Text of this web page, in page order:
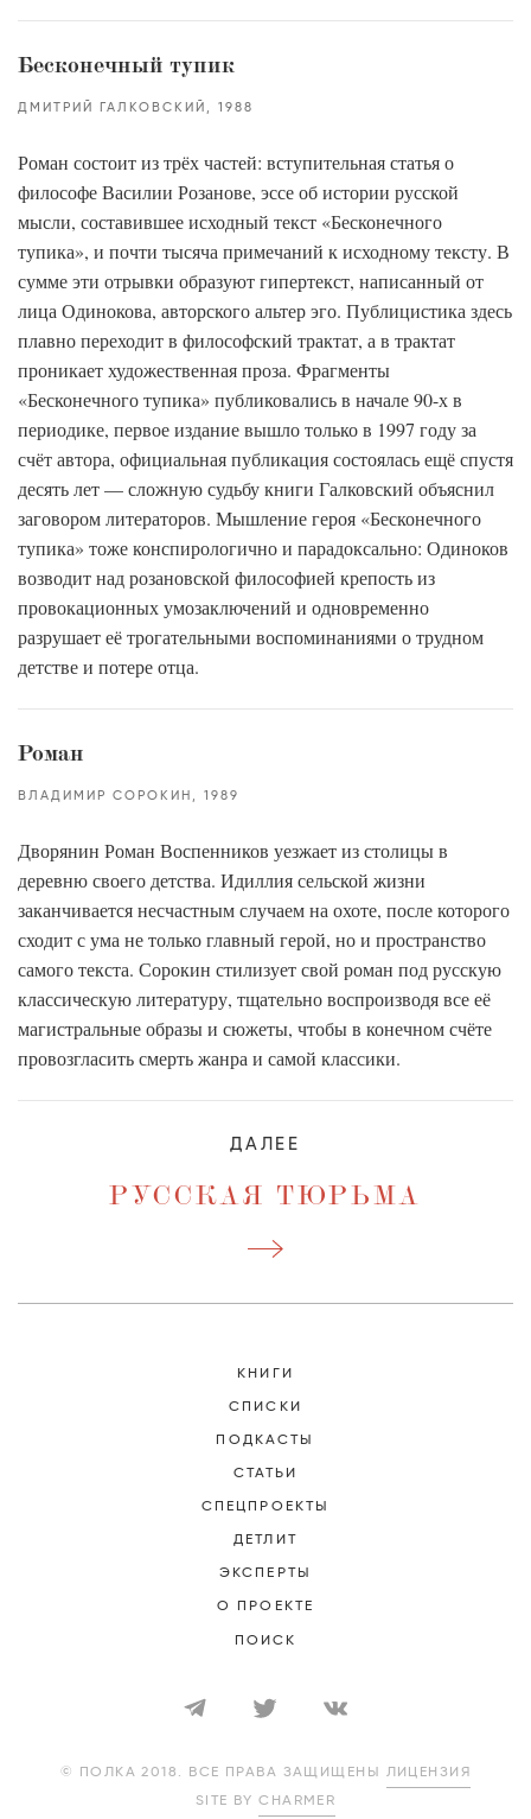
Бесконечный тупик
ДМИТРИЙ ГАЛКОВСКИЙ 1988
Роман состоит из трёх частей: вступительная статья о
философе Василии Розанове, эссе об истории русской
мысли, составившее исходный текст «Бесконечного
тупика», и почти тысяча примечаний к исходному тексту. В
сумме эти отрывки образуют гипертекст, написанный от
лица Одинокова, авторского альтер эго. Публицистика здесь
плавно переходит в философский трактат, а в трактат
проникает художественная проза. Фрагменты
«Бесконечного тупика» публиковались в начале 90-х в
периодике, первое издание вышло только в 1997 году за
счёт автора, официальная публикация состоялась ещё спустя
десять лет — сложную судьбу книги Галковский объяснил
заговором литераторов. Мышление героя «Бесконечного
тупика» тоже конспирологично и парадоксально: Одиноков
возводит над розановской философией крепость из
провокационных умозаключений и одновременно
разрушает её трогательными воспоминаниями о трудном
детстве и потере отца.
Роман
ВЛАДИМИР СОРОКИН 1989
Дворянин Роман Воспенников уезжает из столицы в
деревню своего детства. Идиллия сельской жизни
заканчивается несчастным случаем на охоте, после которого
сходит с ума не только главный герой, но и пространство
самого текста. Сорокин стилизует свой роман под русскую
классическую литературу, тщательно воспроизводя все её
магистральные образы и сюжеты, чтобы в конечном счёте
провозгласить смерть жанра и самой классики.
ДАЛЕЕ
РУССКАЯ ТЮРЬМА
КНИГИ
СПИСКИ
ПОДКАСТЫ
СТАТЬИ
СПЕЦПРОЕКТЫ
ДЕТЛИТ
ЭКСПЕРТЫ
О ПРОЕКТЕ
ПОИСК
© ПОЛКА 2018. ВСЕ ПРАВА ЗАЩИЩЕНЫ
ЛИЦЕНЗИЯ
SITE BY CHARMER